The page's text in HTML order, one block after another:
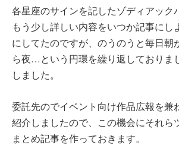
各星座のサインを記したゾディアック
もう少し詳しい内容をいつか記事にし
にしてたのですが、のうのうと毎日朝
ら夜…という円環を繰り返しておりま
しました。
委託先のでイベント向け作品広報を兼
紹介しましたので、この機会にそれら
まとめ記事を作っておきます。